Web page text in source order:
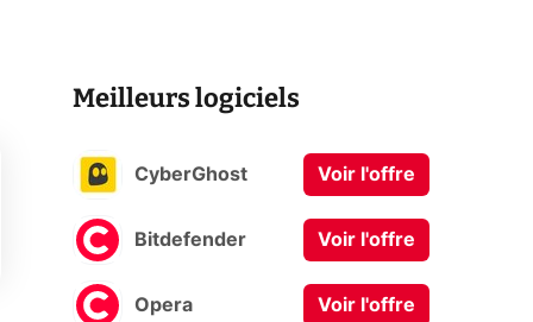
Meilleurs logiciels
CyberGhost Voir l'offre
Bitdefender Voir l'offre
Opera Voir l'offre